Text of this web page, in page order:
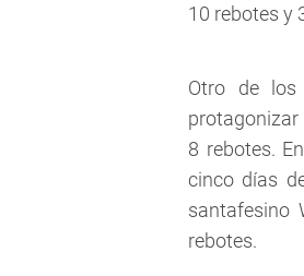
10 rebotes y
Otro de los
8 rebotes.
cinco días
santafesino
rebotes.